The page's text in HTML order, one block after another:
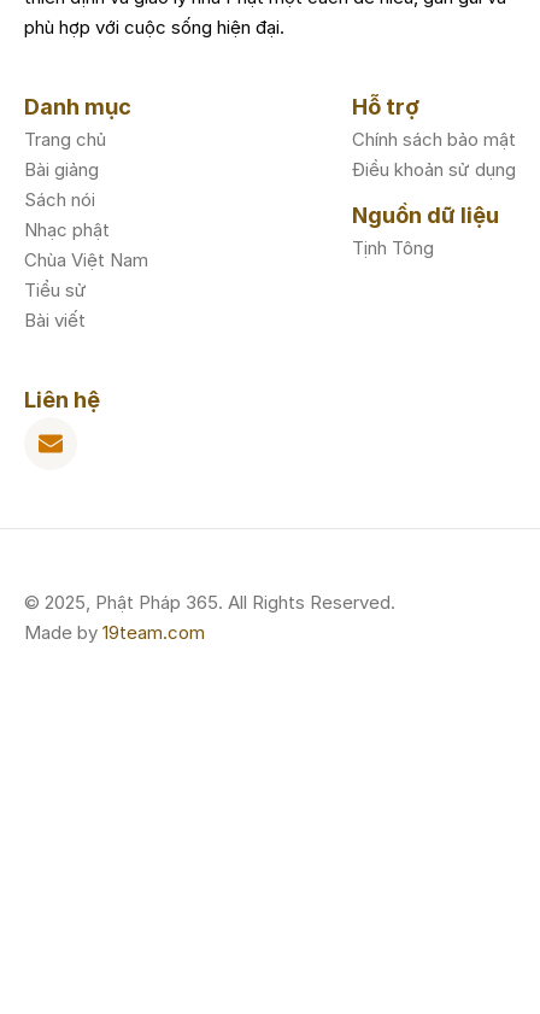
phù hợp với cuộc sống hiện đại.
Danh mục
Trang chủ
Bài giảng
Sách nói
Nhạc phật
Chùa Việt Nam
Tiểu sử
Bài viết
Hỗ trợ
Chính sách bảo mật
Điều khoản sử dụng
Nguồn dữ liệu
Tịnh Tông
Liên hệ
© 2025, Phật Pháp 365. All Rights Reserved.
Made by 19team.com